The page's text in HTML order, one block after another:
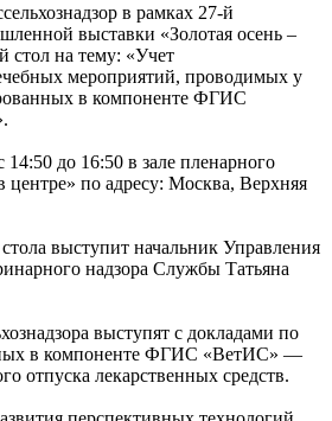
в рамках 27-й
выставки «Золотая осень –
стол на тему: «Учет
мероприятий, проводимых у
в компоненте ФГИС
до 16:50 в зале пленарного
центре» по адресу: Москва, Верхняя
выступит начальник Управления
надзора Службы Татьяна
выступят с докладами по
в компоненте ФГИС «ВетИС» —
отпуска лекарственных средств.